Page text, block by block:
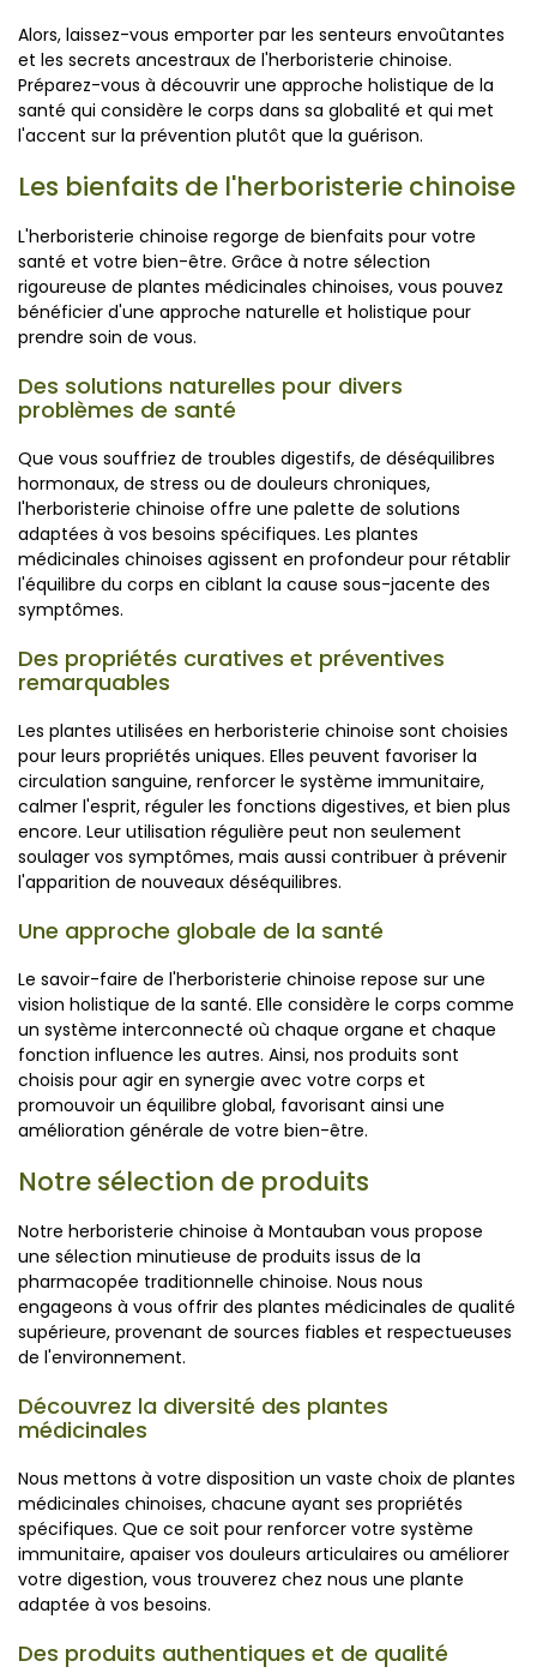
Alors, laissez-vous emporter par les senteurs envoûtantes
et les secrets ancestraux de l'herboristerie chinoise.
Préparez-vous à découvrir une approche holistique de la
santé qui considère le corps dans sa globalité et qui met
l'accent sur la prévention plutôt que la guérison.
Les bienfaits de l'herboristerie chinoise
L'herboristerie chinoise regorge de bienfaits pour votre
santé et votre bien-être. Grâce à notre sélection
rigoureuse de plantes médicinales chinoises, vous pouvez
bénéficier d'une approche naturelle et holistique pour
prendre soin de vous.
Des solutions naturelles pour divers
problèmes de santé
Que vous souffriez de troubles digestifs, de déséquilibres
hormonaux, de stress ou de douleurs chroniques,
l'herboristerie chinoise offre une palette de solutions
adaptées à vos besoins spécifiques. Les plantes
médicinales chinoises agissent en profondeur pour rétablir
l'équilibre du corps en ciblant la cause sous-jacente des
symptômes.
Des propriétés curatives et préventives
remarquables
Les plantes utilisées en herboristerie chinoise sont choisies
pour leurs propriétés uniques. Elles peuvent favoriser la
circulation sanguine, renforcer le système immunitaire,
calmer l'esprit, réguler les fonctions digestives, et bien plus
encore. Leur utilisation régulière peut non seulement
soulager vos symptômes, mais aussi contribuer à prévenir
l'apparition de nouveaux déséquilibres.
Une approche globale de la santé
Le savoir-faire de l'herboristerie chinoise repose sur une
vision holistique de la santé. Elle considère le corps comme
un système interconnecté où chaque organe et chaque
fonction influence les autres. Ainsi, nos produits sont
choisis pour agir en synergie avec votre corps et
promouvoir un équilibre global, favorisant ainsi une
amélioration générale de votre bien-être.
Notre sélection de produits
Notre herboristerie chinoise à Montauban vous propose
une sélection minutieuse de produits issus de la
pharmacopée traditionnelle chinoise. Nous nous
engageons à vous offrir des plantes médicinales de qualité
supérieure, provenant de sources fiables et respectueuses
de l'environnement.
Découvrez la diversité des plantes
médicinales
Nous mettons à votre disposition un vaste choix de plantes
médicinales chinoises, chacune ayant ses propriétés
spécifiques. Que ce soit pour renforcer votre système
immunitaire, apaiser vos douleurs articulaires ou améliorer
votre digestion, vous trouverez chez nous une plante
adaptée à vos besoins.
Des produits authentiques et de qualité